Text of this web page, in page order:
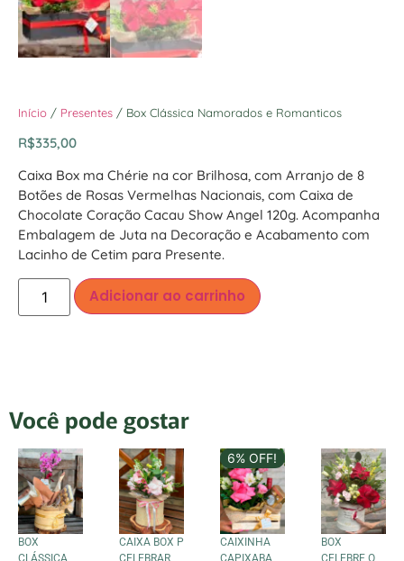
Início / Presentes / Box Clássica Namorados e Romanticos
R$335,00
Caixa Box ma Chérie na cor Brilhosa, com Arranjo de 8
Botões de Rosas Vermelhas Nacionais, com Caixa de
Chocolate Coração Cacau Show Angel 120g. Acompanha
Embalagem de Juta na Decoração e Acabamento com
Lacinho de Cetim para Presente.
Adicionar ao carrinho
Você pode gostar
BOX
CLÁSSICA
CAIXA BOX P
CELEBRAR
6% OFF!
CAIXINHA
CAPIXABA
BOX
CELEBRE O